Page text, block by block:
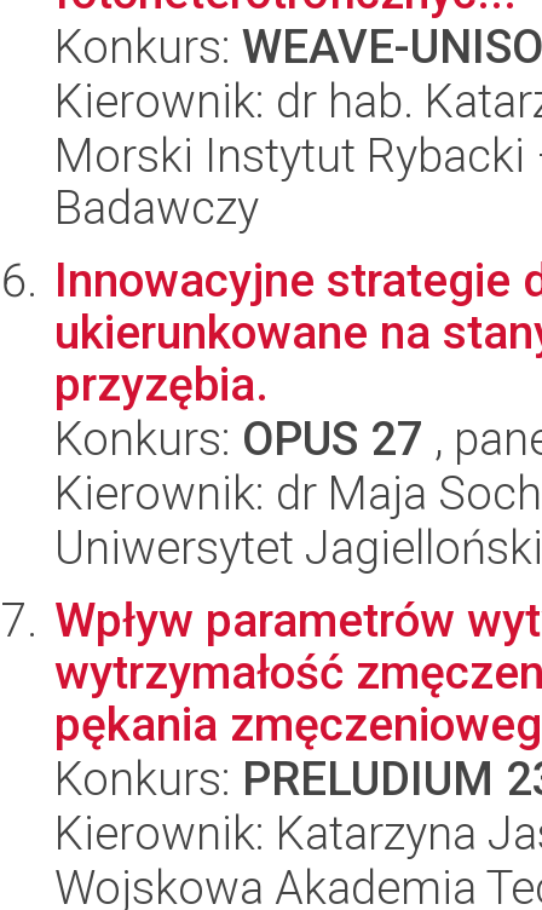
Konkurs: WEAVE-
Kierownik: dr hab.
Morski Instytut
Badawczy
Innowacyjne strategie
ukierunkowane na
przyzębia.
Konkurs: OPUS 27 ,
Kierownik: dr Maja
Uniwersytet Jagielloński
Wpływ parametrów
wytrzymałość
pękania
Konkurs: PRELUDIUM
Kierownik: Katarzyna
Wojskowa Akademia